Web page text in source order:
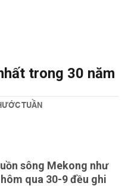
trong 30 năm
TUẦN
sông Mekong như
qua 30-9 đều ghi